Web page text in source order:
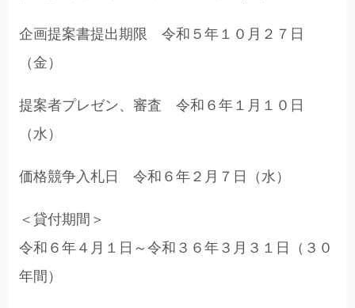
企画提案書提出期限 令和５年１０月２７日
（金）
提案者プレゼン、審査 令和６年１月１０日
（水）
価格競争入札日 令和６年２月７日（水）
＜貸付期間＞
令和６年４月１日～令和３６年３月３１日（３０
年間）